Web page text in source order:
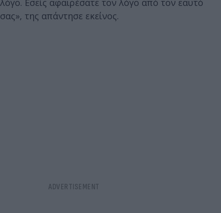
σας», της απάντησε εκείνος.